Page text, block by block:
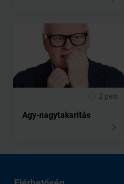
2 perc
Agy-nagytakarítás